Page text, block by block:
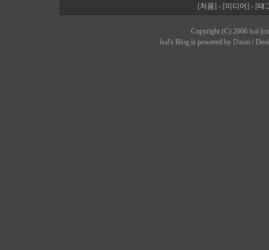
[처음] - [미디어] - [태
Copyright (C) 2006 lsal
lsal's Blog is powered by Daum/